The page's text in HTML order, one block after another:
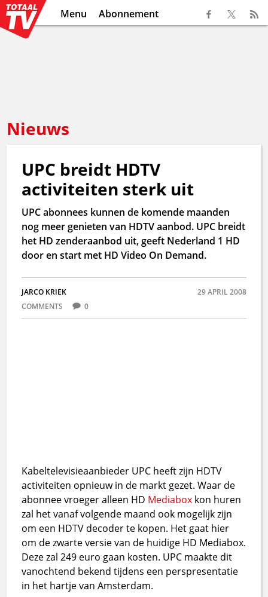
Menu Abonnement
Nieuws
UPC breidt HDTV
activiteiten sterk uit
UPC abonnees kunnen de komende maanden
nog meer genieten van HDTV aanbod. UPC breidt
het HD zenderaanbod uit, geeft Nederland 1 HD
door en start met HD Video On Demand.
JARCO KRIEK
29 APRIL 2008
COMMENTS
0
Kabeltelevisieaanbieder UPC heeft zijn HDTV
activiteiten opnieuw in de markt gezet. Waar de
abonnee vroeger alleen HD Mediabox kon huren
zal het vanaf volgende maand ook mogelijk zijn
om een HDTV decoder te kopen. Het gaat hier
om de zwarte versie van de huidige HD Mediabox.
Deze zal 249 euro gaan kosten. UPC maakte dit
vanochtend bekend tijdens een perspresentatie
in het hartje van Amsterdam.